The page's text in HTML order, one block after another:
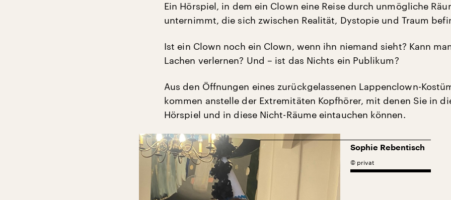
Ein Hörspiel, in dem ein Clown eine Reise durch unmögliche
unternimmt, die sich zwischen Realität, Dystopie und Traum
Ist ein Clown noch ein Clown, wenn ihn niemand sieht? Kann
Lachen verlernen? Und – ist das Nichts ein Publikum?
Aus den Öffnungen eines zurückgelassenen Lappenclown-
kommen anstelle der Extremitäten Kopfhörer, mit denen Sie in
Hörspiel und in diese Nicht-Räume eintauchen können.
Sophie Rebentisch
© privat